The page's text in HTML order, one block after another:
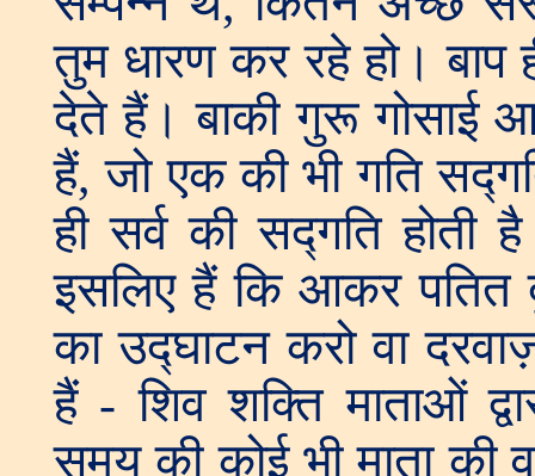
तुम धारण कर रहे हो।
देते हैं। बाकी गुरू गोसाई
हैं, जो एक की भी गति
ही सर्व की सद्गति होती
इसलिए हैं कि आकर पतित
का उद्घाटन करो वा
हैं - शिव शक्ति माताओं
समय की कोई भी माता की